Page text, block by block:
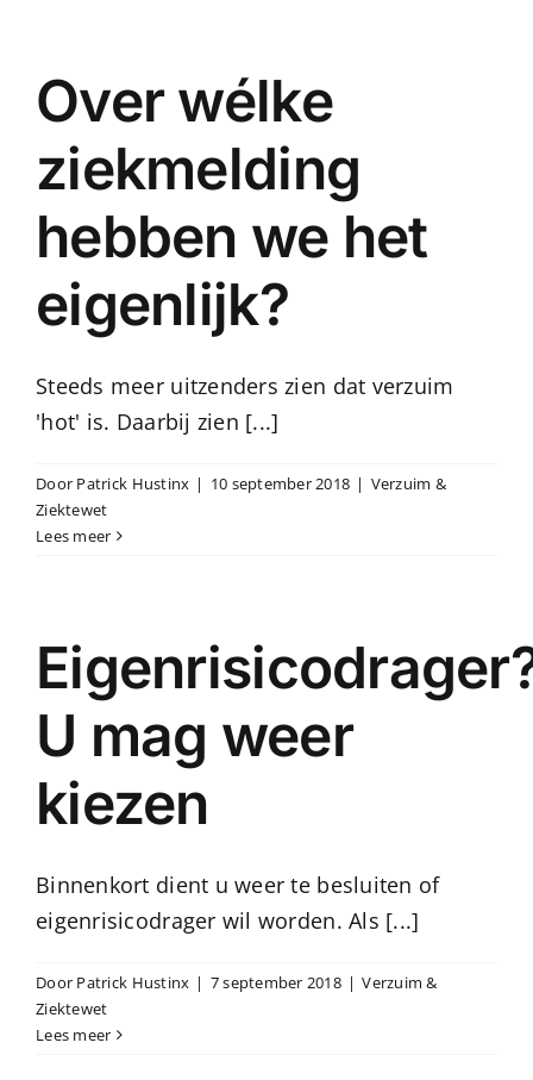
Over wélke
ziekmelding
hebben we het
eigenlijk?
Steeds meer uitzenders zien dat verzuim
'hot' is. Daarbij zien [...]
Door Patrick Hustinx | 10 september 2018 | Verzuim &
Ziektewet
Lees meer
U mag weer
kiezen
Binnenkort dient u weer te besluiten of
eigenrisicodrager wil worden. Als [...]
Door Patrick Hustinx | 7 september 2018 | Verzuim &
Ziektewet
Lees meer